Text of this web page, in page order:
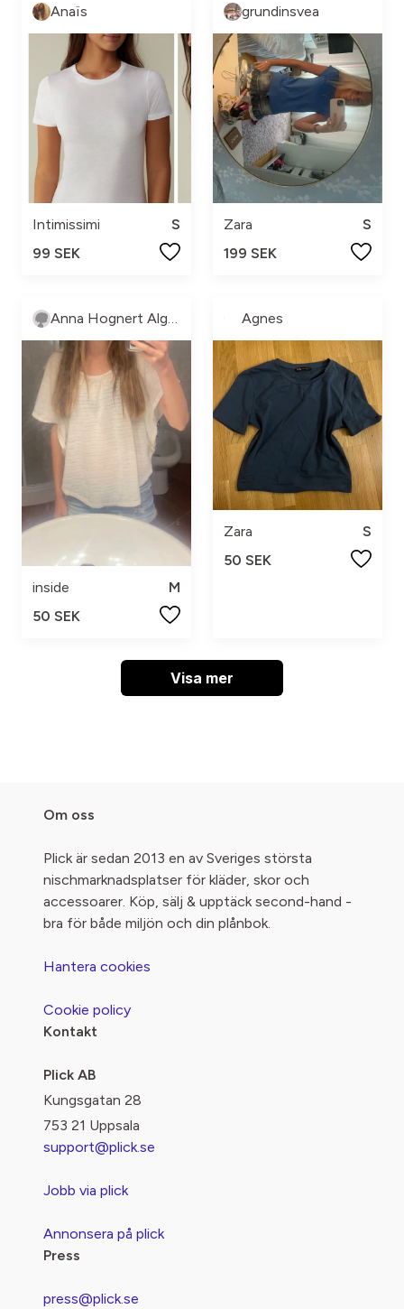
Anaïs
Intimissimi
S
99 SEK
grundinsvea
Zara
S
199 SEK
inside
M
50 SEK
Agnes
Zara
S
50 SEK
Visa mer
Om oss
Plick är sedan 2013 en av Sveriges största
nischmarknadsplatser för kläder, skor och
accessoarer. Köp, sälj & upptäck second-hand -
bra för både miljön och din plånbok.
Hantera cookies
Cookie policy
Kontakt
Plick AB
Kungsgatan 28
753 21 Uppsala
support@plick.se
Jobb via plick
Annonsera på plick
Press
press@plick.se